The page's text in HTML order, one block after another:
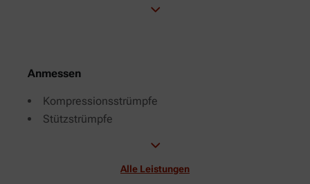
Anmessen
Kompressionsstrümpfe
Stützstrümpfe
Alle Leistungen